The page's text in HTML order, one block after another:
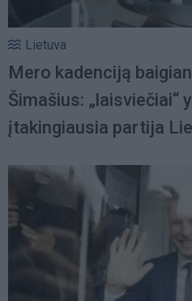
Lietuva
Mero kadenciją
Šimašius: „laisviečiai“
įtakingiausia partija